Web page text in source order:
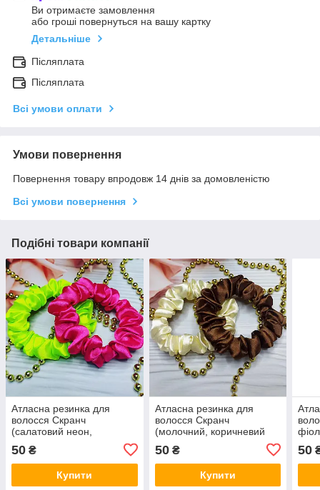
Ви отримаєте замовлення
або гроші повернуться на вашу картку
Детальніше
Післяплата
Післяплата
Всі умови оплати
Умови повернення
Повернення товару впродовж 14 днів за домовленістю
Всі умови повернення
Подібні товари компанії
Атласна резинка для
волосся Скранч
(салатовий неон,
малиновий ручної роботи,
прикраси на голову, модні
жіночі аксесуари)
50 ₴
Купити
Атласна резинка для
волосся Скранч
(молочний, коричневий
прикраси на голову, модні
аксесуари)
50₴
Купити
50